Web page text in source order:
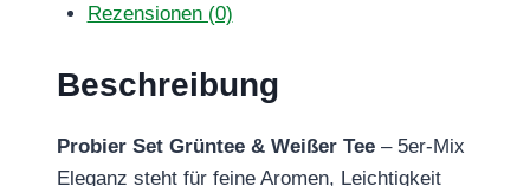
Rezensionen (0)
Beschreibung
Probier Set Grüntee & Weißer Tee – 5er-Mix
Eleganz steht für feine Aromen, Leichtigkeit